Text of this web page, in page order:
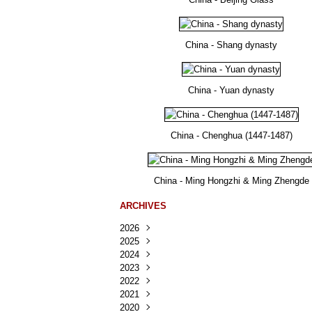
China - Shang dynasty
China - Yuan dynasty
China - Chenghua (1447-1487)
China - Ming Hongzhi & Ming Zhengde
ARCHIVES
2026
Août
Juillet
Juin
Mai(100)
Avril
Mars
2025
Décembre
Novembre
Octobre
Septembre
Août
2024
Décembre
Novembre
Octobre
Septembre
2023
Décembre
Novembre
Octobre
2022
Décembre
Novembre
2021
Décembre
2020